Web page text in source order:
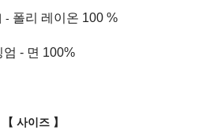
- 폴리 레이온 100 %
엄 - 면 100%
【 사이즈 】